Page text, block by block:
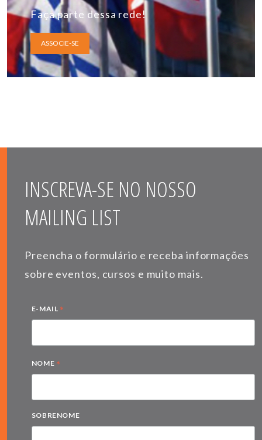
Faça parte dessa rede!
ASSOCIE-SE
INSCREVA-SE NO NOSSO
MAILING LIST
Preencha o formulário e receba informações
sobre eventos, cursos e muito mais.
E-MAIL *
NOME *
SOBRENOME